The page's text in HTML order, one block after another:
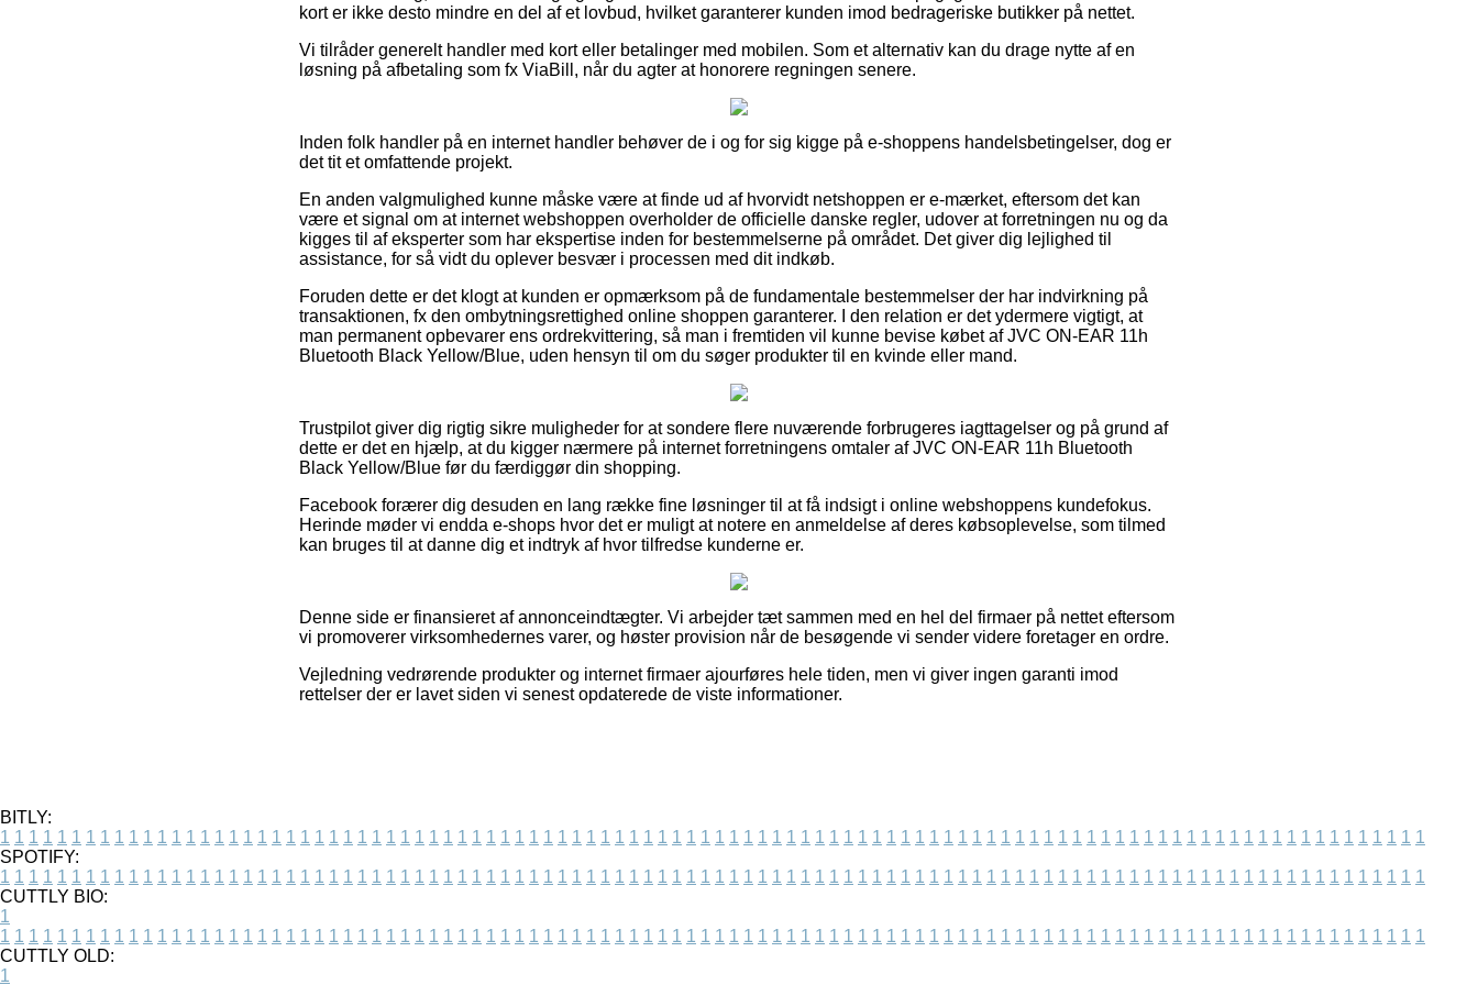
kort er ikke desto mindre en del af et lovbud, hvilket garanterer kunden imod bedrageriske butikker på nettet.
Vi tilråder generelt handler med kort eller betalinger med mobilen. Som et alternativ kan du drage nytte af en
løsning på afbetaling som fx ViaBill, når du agter at honorere regningen senere.
Inden folk handler på en internet handler behøver de i og for sig kigge på e-shoppens handelsbetingelser, dog er
det tit et omfattende projekt.
En anden valgmulighed kunne måske være at finde ud af hvorvidt netshoppen er e-mærket, eftersom det kan
være et signal om at internet webshoppen overholder de officielle danske regler, udover at forretningen nu og da
kigges til af eksperter som har ekspertise inden for bestemmelserne på området. Det giver dig lejlighed til
assistance, for så vidt du oplever besvær i processen med dit indkøb.
Foruden dette er det klogt at kunden er opmærksom på de fundamentale bestemmelser der har indvirkning på
transaktionen, fx den ombytningsrettighed online shoppen garanterer. I den relation er det ydermere vigtigt, at
man permanent opbevarer ens ordrekvittering, så man i fremtiden vil kunne bevise købet af JVC ON-EAR 11h
Bluetooth Black Yellow/Blue, uden hensyn til om du søger produkter til en kvinde eller mand.
Trustpilot giver dig rigtig sikre muligheder for at sondere flere nuværende forbrugeres iagttagelser og på grund af
dette er det en hjælp, at du kigger nærmere på internet forretningens omtaler af JVC ON-EAR 11h Bluetooth
Black Yellow/Blue før du færdiggør din shopping.
Facebook forærer dig desuden en lang række fine løsninger til at få indsigt i online webshoppens kundefokus.
Herinde møder vi endda e-shops hvor det er muligt at notere en anmeldelse af deres købsoplevelse, som tilmed
kan bruges til at danne dig et indtryk af hvor tilfredse kunderne er.
Denne side er finansieret af annonceindtægter. Vi arbejder tæt sammen med en hel del firmaer på nettet eftersom
vi promoverer virksomhedernes varer, og høster provision når de besøgende vi sender videre foretager en ordre.
Vejledning vedrørende produkter og internet firmaer ajourføres hele tiden, men vi giver ingen garanti imod
rettelser der er lavet siden vi senest opdaterede de viste informationer.
BITLY:
1 1 1 1 1 1 1 1 1 1 1 1 1 1 1 1 1 1 1 1 1 1 1 1 1 1 1 1 1 1 1 1 1 1 1 1 1 1 1 1 1 1 1 1 1 1 1 1 1 1 1 1 1 1 1 1 1 1 1 1 1 1 1 1 1 1 1 1 1 1 1 1 1 1 1 1 1 1 1 1 1 1 1 1 1 1 1 1 1 1 1 1 1 1 1 1 1 1 1 1
SPOTIFY:
1 1 1 1 1 1 1 1 1 1 1 1 1 1 1 1 1 1 1 1 1 1 1 1 1 1 1 1 1 1 1 1 1 1 1 1 1 1 1 1 1 1 1 1 1 1 1 1 1 1 1 1 1 1 1 1 1 1 1 1 1 1 1 1 1 1 1 1 1 1 1 1 1 1 1 1 1 1 1 1 1 1 1 1 1 1 1 1 1 1 1 1 1 1 1 1 1 1 1 1
CUTTLY BIO:
1
1 1 1 1 1 1 1 1 1 1 1 1 1 1 1 1 1 1 1 1 1 1 1 1 1 1 1 1 1 1 1 1 1 1 1 1 1 1 1 1 1 1 1 1 1 1 1 1 1 1 1 1 1 1 1 1 1 1 1 1 1 1 1 1 1 1 1 1 1 1 1 1 1 1 1 1 1 1 1 1 1 1 1 1 1 1 1 1 1 1 1 1 1 1 1 1 1 1 1 1
CUTTLY OLD:
1